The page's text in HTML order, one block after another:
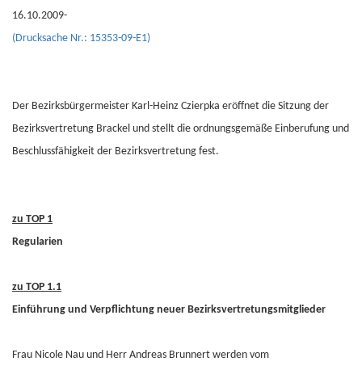
16.10.2009-
(Drucksache Nr.: 15353-09-E1)
Der Bezirksbürgermeister Karl-Heinz Czierpka eröffnet die Sitzung der
Bezirksvertretung Brackel und stellt die ordnungsgemäße Einberufung und
Beschlussfähigkeit der Bezirksvertretung fest.
zu TOP 1
Regularien
zu TOP 1.1
Einführung und Verpflichtung neuer Bezirksvertretungsmitglieder
Frau Nicole Nau und Herr Andreas Brunnert werden vom